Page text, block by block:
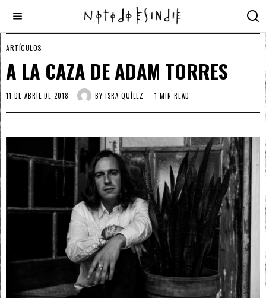
ARTÍCULOS
A LA CAZA DE ADAM TORRES
11 DE ABRIL DE 2018 BY ISRA QUÍLEZ 1 MIN READ